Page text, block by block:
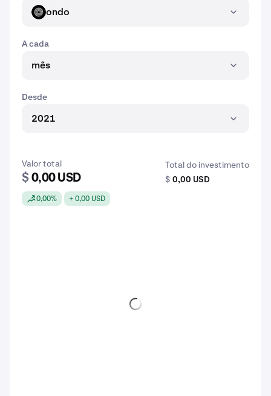
ONDOondo
A cada
mês
Desde
2021
Valor total
$ 0,00 USD
0,00% + 0,00 USD
Total do investimento
$ 0,00 USD